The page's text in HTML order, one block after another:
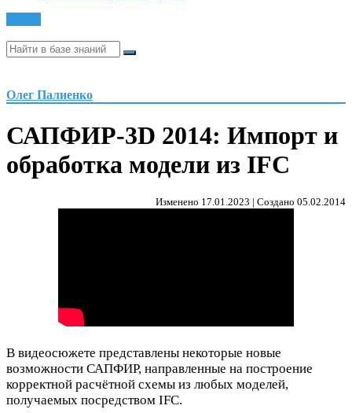
Олег Палиенко
САПФИР-3D 2014: Импорт и
обработка модели из IFC
Изменено 17.01.2023 | Создано 05.02.2014
В видеосюжете представлены некоторые новые
возможности САПФИР, направленные на построение
корректной расчётной схемы из любых моделей,
получаемых посредством IFC.